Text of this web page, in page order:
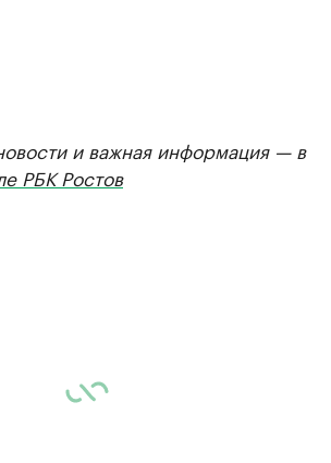
и важная информация — в
РБК Ростов